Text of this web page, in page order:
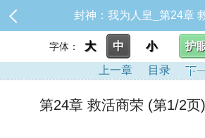
封神：我为人皇_第24章
字体： 大 中 小 护
上一章
目录 下
第24章 救活商荣 (第1/2页)